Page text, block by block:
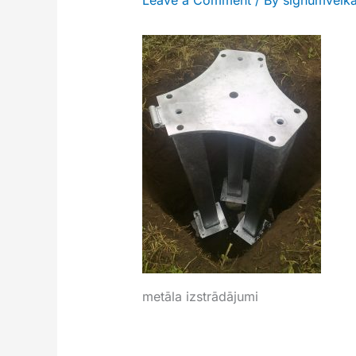
metāla izstrādājumi